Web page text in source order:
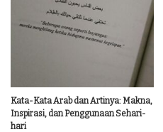
Kata-Kata Arab dan Artinya: Makna,
Inspirasi, dan Penggunaan Sehari-
hari